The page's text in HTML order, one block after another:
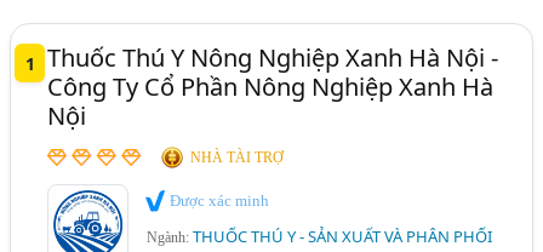
Thuốc Thú Y, Thuốc Thủy Sản - Nguyên Liệu Sản Xuất
(32)
Bình Định
Hà Nam Hậu Giang
Tiền Giang
Vĩnh Long
1
Thuốc Thú Y Nông Nghiệp Xanh Hà Nội -
Công Ty Cổ Phần Nông Nghiệp Xanh Hà
Nội
NHÀ TÀI TRỢ
Được xác minh
Ngành:THUỐC THÚ Y - SẢN XUẤT VÀ PHÂN PHỐI